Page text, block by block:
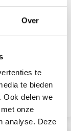
Over
te
te bieden
Ook delen we
onze
analyse. Deze
voordat u verder
breien. Als je
je een kijkje
in je nieuwe